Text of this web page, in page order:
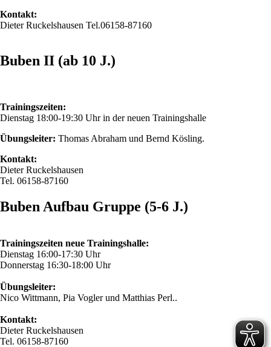
Kontakt:
Dieter Ruckelshausen Tel.06158-87160
Buben II (ab 10 J.)
Trainingszeiten:
Dienstag 18:00-19:30 Uhr in der neuen Trainingshalle
Übungsleiter: Thomas Abraham und Bernd Kösling.
Kontakt:
Dieter Ruckelshausen
Tel. 06158-87160
Buben Aufbau Gruppe (5-6 J.)
Trainingszeiten neue Trainingshalle:
Dienstag 16:00-17:30 Uhr
Donnerstag 16:30-18:00 Uhr
Übungsleiter:
Nico Wittmann, Pia Vogler und Matthias Perl..
Kontakt:
Dieter Ruckelshausen
Tel. 06158-87160